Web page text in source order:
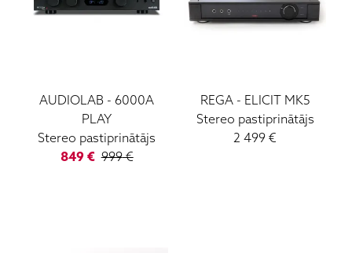
AUDIOLAB - 6000A
PLAY
Stereo pastiprinātājs
849€ 999€
REGA- ELICIT MK5
Stereo pastiprinātājs
2 499 €